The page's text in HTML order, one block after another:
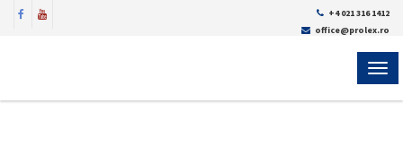
+4 021 316 1412
office@prolex.ro